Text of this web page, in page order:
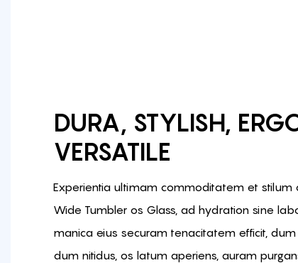
DURA, STYLISH,
VERSATILE
Experientia ultimam commoditatem et stilum
Wide Tumbler os Glass, ad hydration sine
manica eius securam tenacitatem efficit,
dum nitidus, os latum aperiens, auram